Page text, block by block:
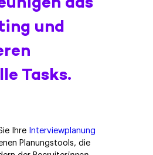
das
und
Tasks.
Ihre Interviewplanung
Planungstools, die